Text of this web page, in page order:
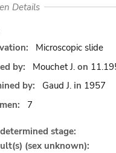
Details
Microscopic slide
by:
Mouchet J. on
by:
Gaud J. in 1957
7
stage:
(sex unknown):